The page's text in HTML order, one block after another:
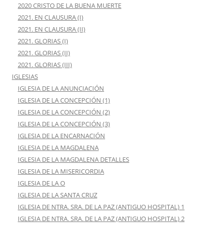
2020 CRISTO DE LA BUENA MUERTE
2021. EN CLAUSURA (I)
2021. EN CLAUSURA (II)
2021. GLORIAS (I)
2021. GLORIAS (II)
2021. GLORIAS (III)
IGLESIAS
IGLESIA DE LA ANUNCIACIÓN
IGLESIA DE LA CONCEPCIÓN (1)
IGLESIA DE LA CONCEPCIÓN (2)
IGLESIA DE LA CONCEPCIÓN (3)
IGLESIA DE LA ENCARNACIÓN
IGLESIA DE LA MAGDALENA
IGLESIA DE LA MAGDALENA DETALLES
IGLESIA DE LA MISERICORDIA
IGLESIA DE LA O
IGLESIA DE LA SANTA CRUZ
IGLESIA DE NTRA. SRA. DE LA PAZ (ANTIGUO HOSPITAL) 1
IGLESIA DE NTRA. SRA. DE LA PAZ (ANTIGUO HOSPITAL) 2